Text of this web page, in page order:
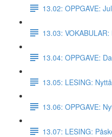
13.02: OPPGAVE:
13.03:
13.04: OPPGAVE:
13.05: LESING:
13.06: OPPGAVE:
13.07: LESING: